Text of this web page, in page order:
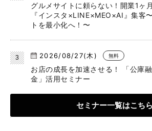
グルメサイトに頼らない！開業1ヶ
『インスタ×LINE×MEO×AI』集客
トを最小化へ！〜
2026/08/27(木) 無料
お店の成長を加速させる！ 「公庫
金」活用セミナー
セミナー一覧はこちら